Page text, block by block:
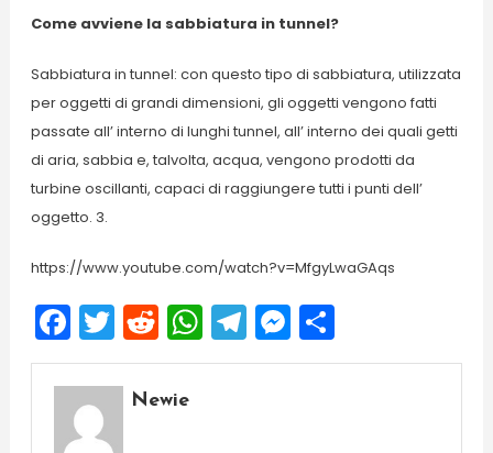
Come avviene la sabbiatura in tunnel?
Sabbiatura in tunnel: con questo tipo di sabbiatura, utilizzata
per oggetti di grandi dimensioni, gli oggetti vengono fatti
passate all’ interno di lunghi tunnel, all’ interno dei quali getti
di aria, sabbia e, talvolta, acqua, vengono prodotti da
turbine oscillanti, capaci di raggiungere tutti i punti dell’
oggetto. 3.
https://www.youtube.com/watch?v=MfgyLwaGAqs
Facebook
Twitter
Reddit
WhatsApp
Telegram
Messenger
Share
Newie